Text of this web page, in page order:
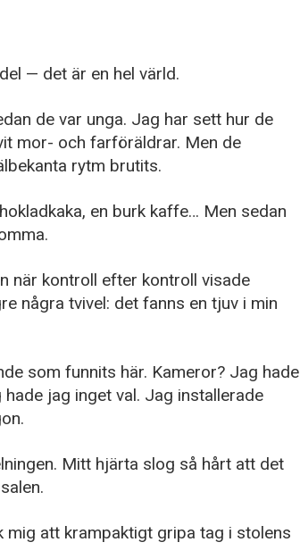
— det är en hel värld.
de var unga. Jag har sett hur de
mor- och farföräldrar. Men de
rytm brutits.
en burk kaffe… Men sedan
när kontroll efter kontroll visade
några tvivel: det fanns en tjuv i min
som funnits här. Kameror? Jag hade
jag inget val. Jag installerade
Mitt hjärta slog så hårt att det
att krampaktigt gripa tag i stolens